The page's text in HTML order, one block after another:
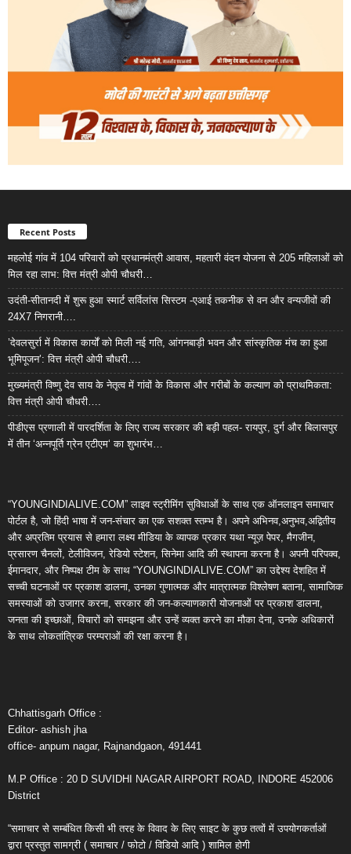
Recent Posts
महलोई गांव में 104 परिवारों को प्रधानमंत्री आवास, महतारी वंदन योजना से 205 महिलाओं को
मिल रहा लाभ: वित्त मंत्री ओपी चौधरी…
उदंती-सीतानदी में शुरू हुआ स्मार्ट सर्विलांस सिस्टम -एआई तकनीक से वन और वन्यजीवों की
24X7 निगरानी….
’देवलसुर्रा में विकास कार्यों को मिली नई गति, आंगनबाड़ी भवन और सांस्कृतिक मंच का हुआ
भूमिपूजन’: वित्त मंत्री ओपी चौधरी….
मुख्यमंत्री विष्णु देव साय के नेतृत्व में गांवों के विकास और गरीबों के कल्याण को प्राथमिकता:
वित्त मंत्री ओपी चौधरी….
पीडीएस प्रणाली में पारदर्शिता के लिए राज्य सरकार की बड़ी पहल- रायपुर, दुर्ग और बिलासपुर
में तीन ‘अन्नपूर्ति ग्रेन एटीएम‘ का शुभारंभ…
“YOUNGINDIALIVE.COM” लाइव स्ट्रीमिंग सुविधाओं के साथ एक ऑनलाइन समाचार
पोर्टल है, जो हिंदी भाषा में जन-संचार का एक सशक्त स्तम्भ है। अपने अभिनव,अनुभव,अद्वितीय
और अप्रतिम प्रयास से हमारा लक्ष्य मीडिया के व्यापक प्रकार यथा न्यूज़ पेपर, मैगजीन,
प्रसारण चैनलों, टेलीविजन, रेडियो स्टेशन, सिनेमा आदि की स्थापना करना है। अपनी परिपक्व,
ईमानदार, और निष्पक्ष टीम के साथ “YOUNGINDIALIVE.COM” का उद्देश्य देशहित में
सच्ची घटनाओं पर प्रकाश डालना, उनका गुणात्मक और मात्रात्मक विश्लेषण बताना, सामाजिक
समस्याओं को उजागर करना, सरकार की जन-कल्याणकारी योजनाओं पर प्रकाश डालना,
जनता की इच्छाओं, विचारों को समझना और उन्हें व्यक्त करने का मौका देना, उनके अधिकारों
के साथ लोकतांत्रिक परम्पराओं की रक्षा करना है।
Chhattisgarh Office :
Editor- ashish jha
office- anpum nagar, Rajnandgaon, 491441
M.P Office : 20 D SUVIDHI NAGAR AIRPORT ROAD, INDORE 452006
District
“समाचार से सम्बंधित किसी भी तरह के विवाद के लिए साइट के कुछ तत्वों में उपयोगकर्ताओं
द्वारा प्रस्तुत सामग्री ( समाचार / फोटो / विडियो आदि ) शामिल होगी